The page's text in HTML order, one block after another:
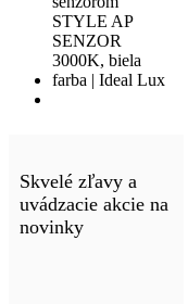
Skvelé zľavy a
uvádzacie akcie na
novinky